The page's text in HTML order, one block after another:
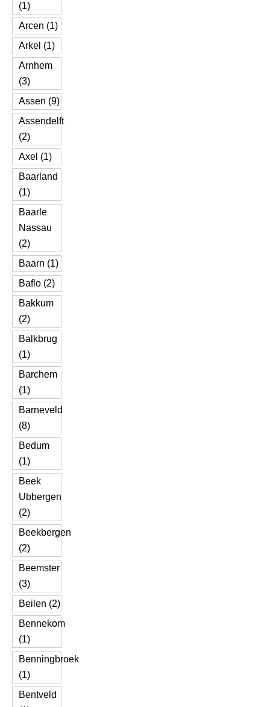
(1)
Arcen (1)
Arkel (1)
Arnhem
(3)
Assen (9)
Assendelft
(2)
Axel (1)
Baarland
(1)
Baarle
Nassau
(2)
Baarn (1)
Baflo (2)
Bakkum
(2)
Balkbrug
(1)
Barchem
(1)
Barneveld
(8)
Bedum
(1)
Beek
Ubbergen
(2)
Beekbergen
(2)
Beemster
(3)
Beilen (2)
Bennekom
(1)
Benningbroek
(1)
Bentveld